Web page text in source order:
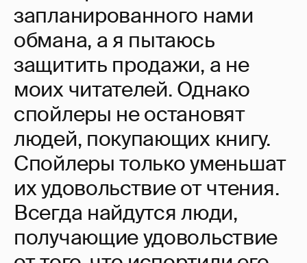
запланированного нами
обмана, а я пытаюсь
защитить продажи, а не
моих читателей. Однако
спойлеры не остановят
людей, покупающих книгу.
Спойлеры только уменьшат
их удовольствие от чтения.
Всегда найдутся люди,
получающие удовольствие